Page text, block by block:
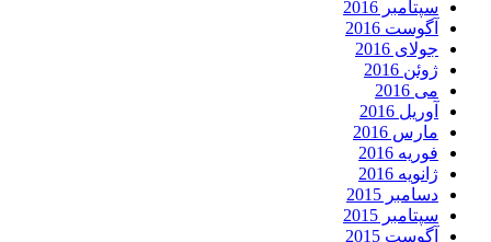
سپتامبر 2016
آگوست 2016
جولای 2016
ژوئن 2016
می 2016
آوریل 2016
مارس 2016
فوریه 2016
ژانویه 2016
دسامبر 2015
سپتامبر 2015
آگوست 2015